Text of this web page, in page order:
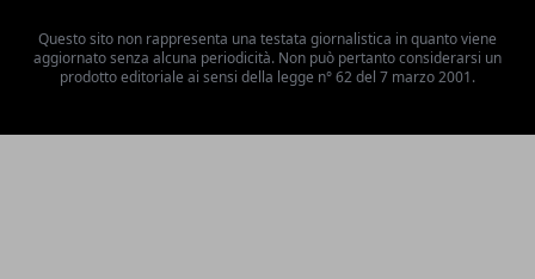
Questo sito non rappresenta una testata giornalistica in quanto viene
aggiornato senza alcuna periodicità. Non può pertanto considerarsi un
prodotto editoriale ai sensi della legge n° 62 del 7 marzo 2001.